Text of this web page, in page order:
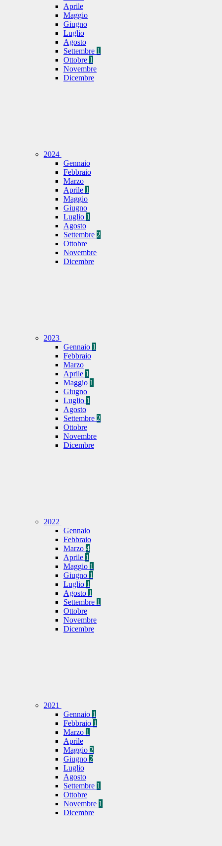
Aprile
Maggio
Giugno
Luglio
Agosto
Settembre 1
Ottobre 1
Novembre
Dicembre
2024
Gennaio
Febbraio
Marzo
Aprile 1
Maggio
Giugno
Luglio 1
Agosto
Settembre 2
Ottobre
Novembre
Dicembre
2023
Gennaio 1
Febbraio
Marzo
Aprile 1
Maggio 1
Giugno
Luglio 1
Agosto
Settembre 2
Ottobre
Novembre
Dicembre
2022
Gennaio
Febbraio
Marzo 4
Aprile 1
Maggio 1
Giugno 1
Luglio 1
Agosto 1
Settembre 1
Ottobre
Novembre
Dicembre
2021
Gennaio 1
Febbraio 1
Marzo 1
Aprile
Maggio 2
Giugno 2
Luglio
Agosto
Settembre 1
Ottobre
Novembre 1
Dicembre